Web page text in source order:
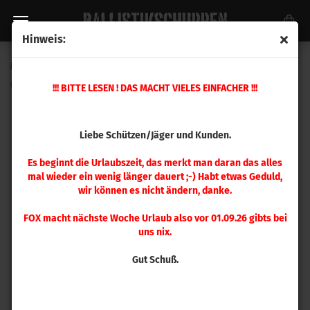
Hinweis:
!!! BITTE LESEN ! DAS MACHT VIELES EINFACHER !!!
Liebe Schützen/Jäger und Kunden.
Es beginnt die Urlaubszeit, das merkt man daran das alles
mal wieder ein wenig länger dauert ;-) Habt etwas Geduld,
wir können es nicht ändern, danke.
FOX macht nächste Woche Urlaub also vor 01.09.26 gibts bei
uns nix.
Gut Schuß.
Magpul RLS Sling COY
MAG1004-COY)